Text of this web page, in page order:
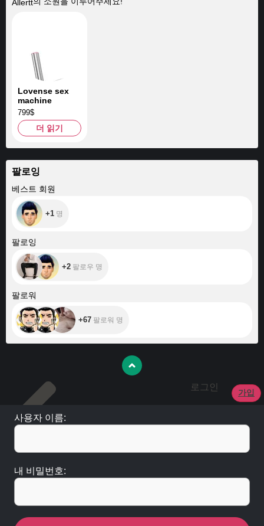
Allertt
Lovense sex
machine
799$
더 읽기
팔로잉
베스트 회원
+1
+1 명
팔로잉
+2 팔로우 명
팔로워
+67 팔로워 명
로그인
가입
사용자 이름:
내 비밀번호: